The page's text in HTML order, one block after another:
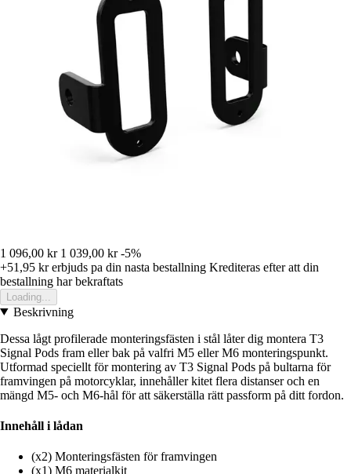
1 096,00 kr 1 039,00 kr -5%
+51,95 krerbjuds pa din nasta bestallning Krediteras efter att din
bestallning har bekraftats
Loading...
Beskrivning
Dessa lågt profilerade monteringsfästen i stål låter dig montera T3
Signal Pods fram eller bak på valfri M5 eller M6 monteringspunkt.
Utformad speciellt för montering av T3 Signal Pods på bultarna för
framvingen på motorcyklar, innehåller kitet flera distanser och en
mängd M5- och M6-hål för att säkerställa rätt passform på ditt fordon.
Innehåll i lådan
(x2) Monteringsfästen för framvingen
(x1) M6 materialkit